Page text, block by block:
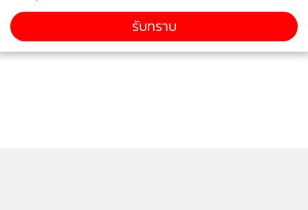
โดยสรุปภาพรวมช่วงครึ่งปีหลังของปี 2023 การฟื้นตัวของการ
ท่องเที่ยวไทยยังคงเต็มไปด้วยความหวังที่จะเร่งตัวขึ้นอย่างต่อ
รับทราบ